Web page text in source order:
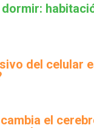
dormir:
del celular
el